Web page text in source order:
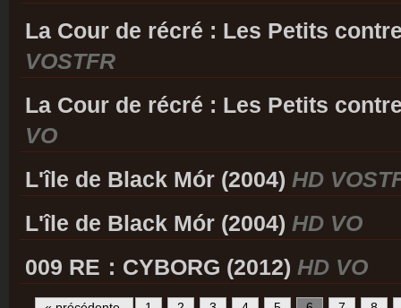
La Cour de récré : Les Petits
VOSTFR
La Cour de récré : Les Petits
VO
L'île de Black Mór (2004) HD
L'île de Black Mór (2004) HD VO
009 RE：CYBORG (2012) HD VO